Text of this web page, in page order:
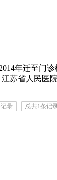
年迁至门
苏省人民医
录 总共1条记